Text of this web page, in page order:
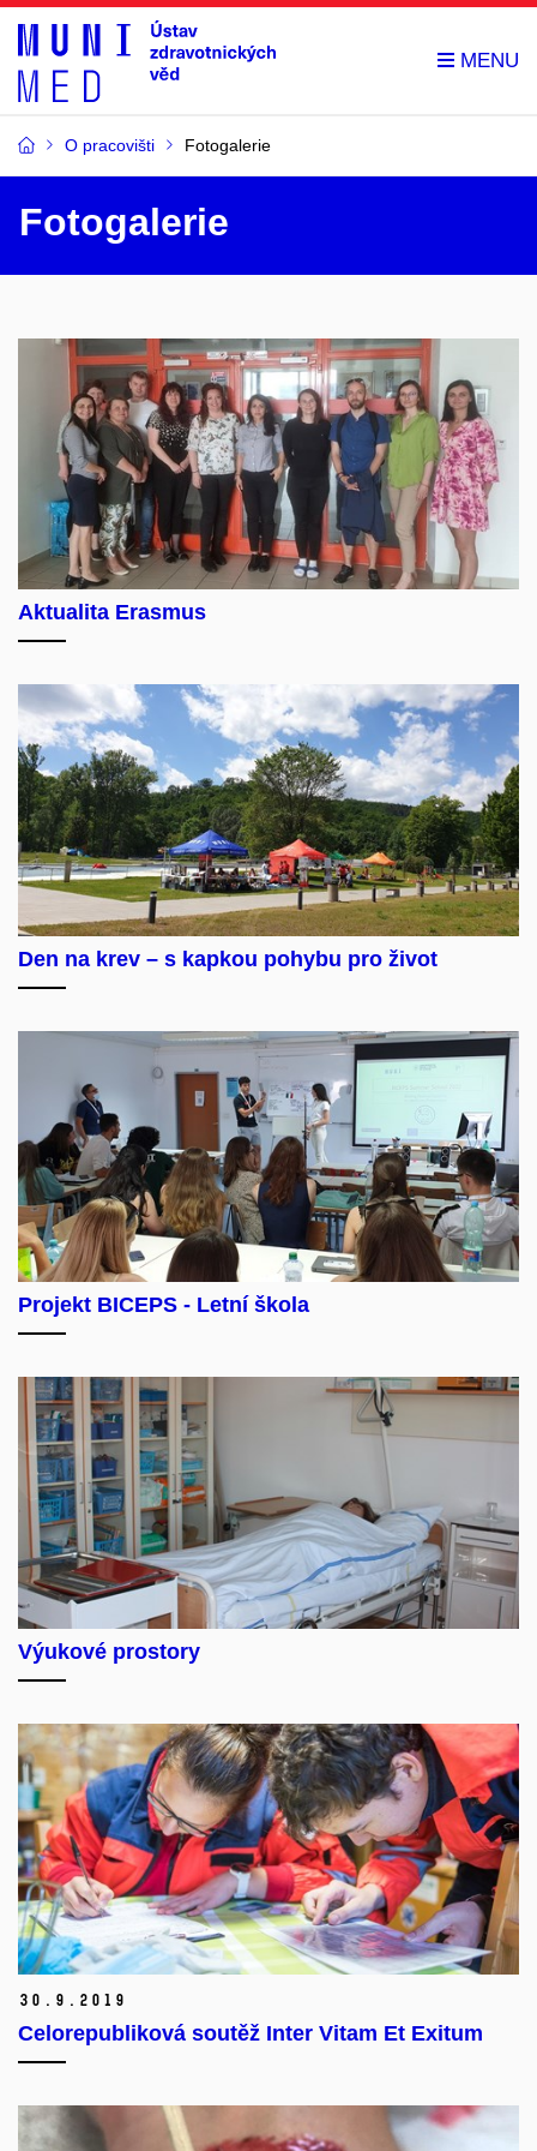
O pracovišti Fotogalerie
Fotogalerie
Aktualita Erasmus
Den na krev – s kapkou pohybu pro život
Projekt BICEPS - Letní škola
Výukové prostory
30. 9. 2019
Celorepubliková soutěž Inter Vitam Et Exitum